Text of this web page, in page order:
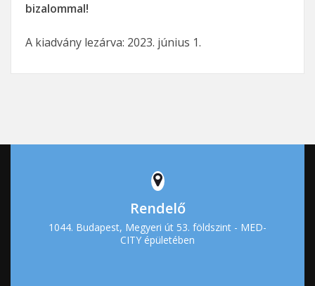
bizalommal!
A kiadvány lezárva: 2023. június 1.
Rendelő
1044. Budapest, Megyeri út 53. földszint - MED-
CITY épületében